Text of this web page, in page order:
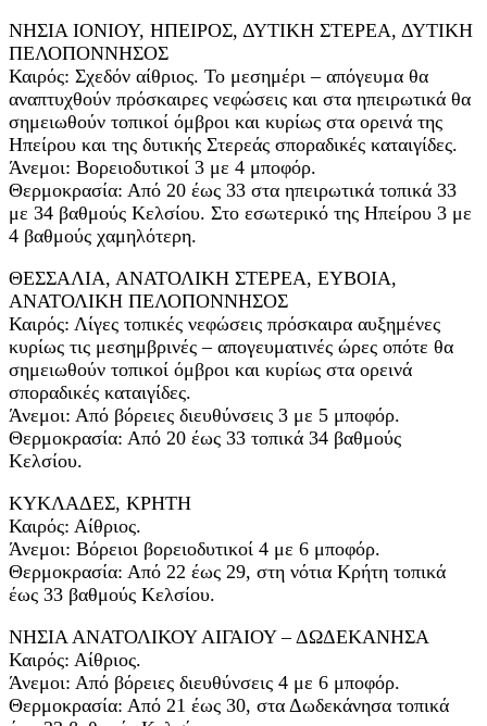
ΝΗΣΙΑ ΙΟΝΙΟΥ, ΗΠΕΙΡΟΣ, ΔΥΤΙΚΗ ΣΤΕΡΕΑ, ΔΥΤΙΚΗ
ΠΕΛΟΠΟΝΝΗΣΟΣ
Καιρός: Σχεδόν αίθριος. Το μεσημέρι – απόγευμα θα
αναπτυχθούν πρόσκαιρες νεφώσεις και στα ηπειρωτικά θα
σημειωθούν τοπικοί όμβροι και κυρίως στα ορεινά της
Ηπείρου και της δυτικής Στερεάς σποραδικές καταιγίδες.
Άνεμοι: Βορειοδυτικοί 3 με 4 μποφόρ.
Θερμοκρασία: Από 20 έως 33 στα ηπειρωτικά τοπικά 33
με 34 βαθμούς Κελσίου. Στο εσωτερικό της Ηπείρου 3 με
4 βαθμούς χαμηλότερη.
ΘΕΣΣΑΛΙΑ, ΑΝΑΤΟΛΙΚΗ ΣΤΕΡΕΑ, ΕΥΒΟΙΑ,
ΑΝΑΤΟΛΙΚΗ ΠΕΛΟΠΟΝΝΗΣΟΣ
Καιρός: Λίγες τοπικές νεφώσεις πρόσκαιρα αυξημένες
κυρίως τις μεσημβρινές – απογευματινές ώρες οπότε θα
σημειωθούν τοπικοί όμβροι και κυρίως στα ορεινά
σποραδικές καταιγίδες.
Άνεμοι: Από βόρειες διευθύνσεις 3 με 5 μποφόρ.
Θερμοκρασία: Από 20 έως 33 τοπικά 34 βαθμούς
Κελσίου.
ΚΥΚΛΑΔΕΣ, ΚΡΗΤΗ
Καιρός: Αίθριος.
Άνεμοι: Βόρειοι βορειοδυτικοί 4 με 6 μποφόρ.
Θερμοκρασία: Από 22 έως 29, στη νότια Κρήτη τοπικά
έως 33 βαθμούς Κελσίου.
ΝΗΣΙΑ ΑΝΑΤΟΛΙΚΟΥ ΑΙΓΑΙΟΥ – ΔΩΔΕΚΑΝΗΣΑ
Καιρός: Αίθριος.
Άνεμοι: Από βόρειες διευθύνσεις 4 με 6 μποφόρ.
Θερμοκρασία: Από 21 έως 30, στα Δωδεκάνησα τοπικά